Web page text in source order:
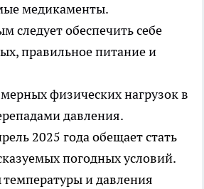
медикаменты.
следует обеспечить себе
правильное питание и
физических нагрузок в
давления.
2025 года обещает стать
погодных условий.
и давления